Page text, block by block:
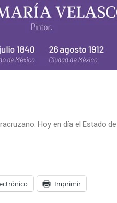
Hoy en día el Estado de
Imprimir